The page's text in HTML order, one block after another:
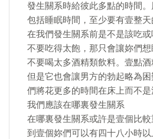
發生關系時給彼此多點的時間
包括睡眠時間，至少要有壹整天
在我們發生關系前是不是該吃
不要吃得太飽，那只會讓妳們想
不要喝太多酒精類飲料。壹點酒
但是它也會讓男方的勃起略為
們將花更多的時間在床上而不
我們應該在哪裏發生關系
在哪裏發生關系或許是壹個比
到壹個妳們可以有四十八小時以